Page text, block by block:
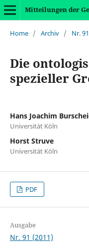
Mitteilungen der
Home / Archiv / Nr.
Die
spezieller
Hans Joachim
Universität Köln
Horst Struve
Universität Köln
PDF
Ausgabe
Nr. 91 (2011)